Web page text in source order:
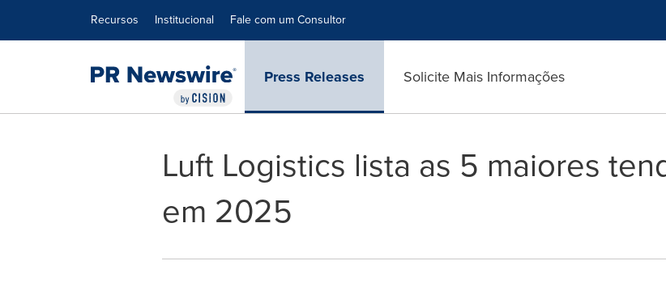
Recursos Institucional Fale com um Consultor
Press Releases Solicite Mais Informações
Luft Logistics lista as 5 maiores
em 2025